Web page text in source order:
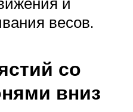
весов.
со
вниз